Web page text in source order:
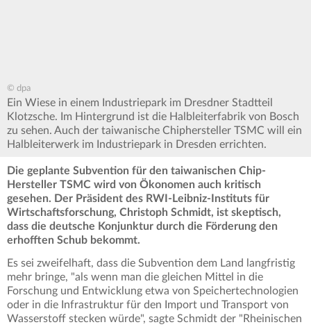
© dpa
Ein Wiese in einem Industriepark im Dresdner Stadtteil
Klotzsche. Im Hintergrund ist die Halbleiterfabrik von Bosch
zu sehen. Auch der taiwanische Chiphersteller TSMC will ein
Halbleiterwerk im Industriepark in Dresden errichten.
Die geplante Subvention für den taiwanischen Chip-
Hersteller TSMC wird von Ökonomen auch kritisch
gesehen. Der Präsident des RWI-Leibniz-Instituts für
Wirtschaftsforschung, Christoph Schmidt, ist skeptisch,
dass die deutsche Konjunktur durch die Förderung den
erhofften Schub bekommt.
Es sei zweifelhaft, dass die Subvention dem Land langfristig
mehr bringe, "als wenn man die gleichen Mittel in die
Forschung und Entwicklung etwa von Speichertechnologien
oder in die Infrastruktur für den Import und Transport von
Wasserstoff stecken würde", sagte Schmidt der "Rheinischen